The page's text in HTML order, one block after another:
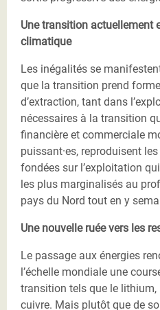
Une transition actuellement
climatique
Les inégalités se
que la transition prend
d’extraction, tant dans
nécessaires à la transition
financière et commerciale
puissant·es, reproduisent
fondées sur l’exploitation
les plus marginalisés au
pays du Nord tout en y
Une nouvelle ruée vers les
Le passage aux énergies
l’échelle mondiale une
transition tels que le lithium,
cuivre. Mais plutôt que de